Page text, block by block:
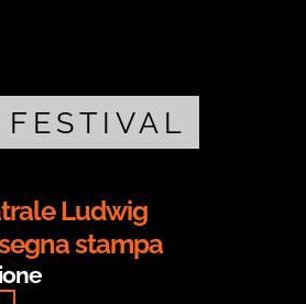
FESTIVAL
Ludwig
stampa